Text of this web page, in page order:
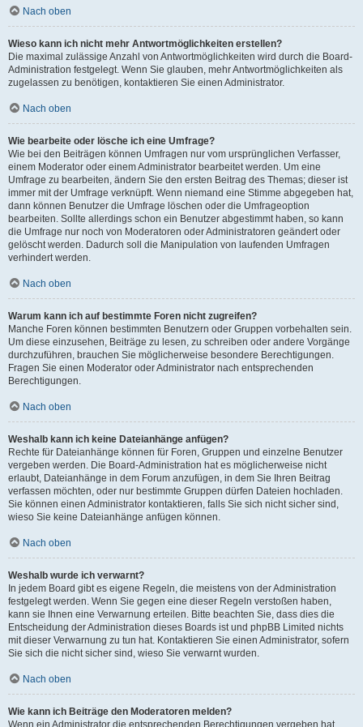
Nach oben
Wieso kann ich nicht mehr Antwortmöglichkeiten erstellen?
Die maximal zulässige Anzahl von Antwortmöglichkeiten wird durch die Board-
Administration festgelegt. Wenn Sie glauben, mehr Antwortmöglichkeiten als
zugelassen zu benötigen, kontaktieren Sie einen Administrator.
Nach oben
Wie bearbeite oder lösche ich eine Umfrage?
Wie bei den Beiträgen können Umfragen nur vom ursprünglichen Verfasser,
einem Moderator oder einem Administrator bearbeitet werden. Um eine
Umfrage zu bearbeiten, ändern Sie den ersten Beitrag des Themas; dieser ist
immer mit der Umfrage verknüpft. Wenn niemand eine Stimme abgegeben hat,
dann können Benutzer die Umfrage löschen oder die Umfrageoption
bearbeiten. Sollte allerdings schon ein Benutzer abgestimmt haben, so kann
die Umfrage nur noch von Moderatoren oder Administratoren geändert oder
gelöscht werden. Dadurch soll die Manipulation von laufenden Umfragen
verhindert werden.
Nach oben
Warum kann ich auf bestimmte Foren nicht zugreifen?
Manche Foren können bestimmten Benutzern oder Gruppen vorbehalten sein.
Um diese einzusehen, Beiträge zu lesen, zu schreiben oder andere Vorgänge
durchzuführen, brauchen Sie möglicherweise besondere Berechtigungen.
Fragen Sie einen Moderator oder Administrator nach entsprechenden
Berechtigungen.
Nach oben
Weshalb kann ich keine Dateianhänge anfügen?
Rechte für Dateianhänge können für Foren, Gruppen und einzelne Benutzer
vergeben werden. Die Board-Administration hat es möglicherweise nicht
erlaubt, Dateianhänge in dem Forum anzufügen, in dem Sie Ihren Beitrag
verfassen möchten, oder nur bestimmte Gruppen dürfen Dateien hochladen.
Sie können einen Administrator kontaktieren, falls Sie sich nicht sicher sind,
wieso Sie keine Dateianhänge anfügen können.
Nach oben
Weshalb wurde ich verwarnt?
In jedem Board gibt es eigene Regeln, die meistens von der Administration
festgelegt werden. Wenn Sie gegen eine dieser Regeln verstoßen haben,
kann sie Ihnen eine Verwarnung erteilen. Bitte beachten Sie, dass dies die
Entscheidung der Administration dieses Boards ist und phpBB Limited nichts
mit dieser Verwarnung zu tun hat. Kontaktieren Sie einen Administrator, sofern
Sie sich die nicht sicher sind, wieso Sie verwarnt wurden.
Nach oben
Wie kann ich Beiträge den Moderatoren melden?
Wenn ein Administrator die entsprechenden Berechtigungen vergeben hat,